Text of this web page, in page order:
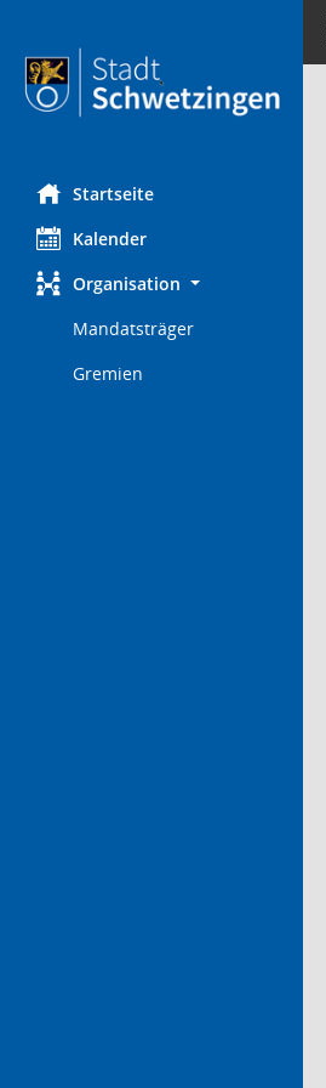
Startseite
Kalender
Organisation
Mandatsträger
Gremien